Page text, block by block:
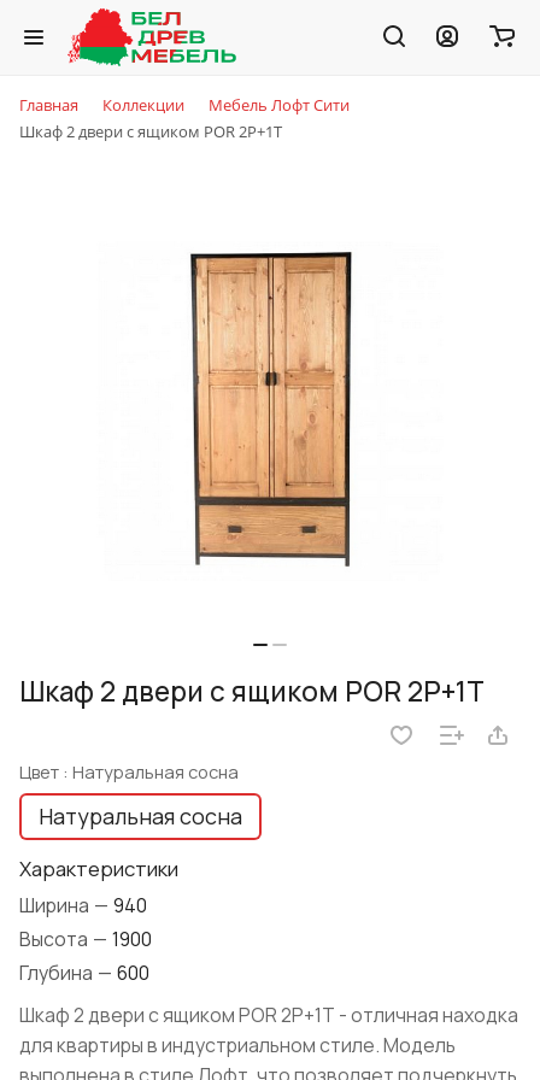
Главная Коллекции
Мебель Лофт Сити
Шкаф 2 двери с ящиком POR 2P+1T
Шкаф 2 двери с ящиком POR 2P+1T
Цвет : Натуральная сосна
Натуральная сосна
Характеристики
Ширина — 940
Высота — 1900
Глубина — 600
Шкаф 2 двери с ящиком POR 2P+1T - отличная находка
для квартиры в индустриальном стиле. Модель